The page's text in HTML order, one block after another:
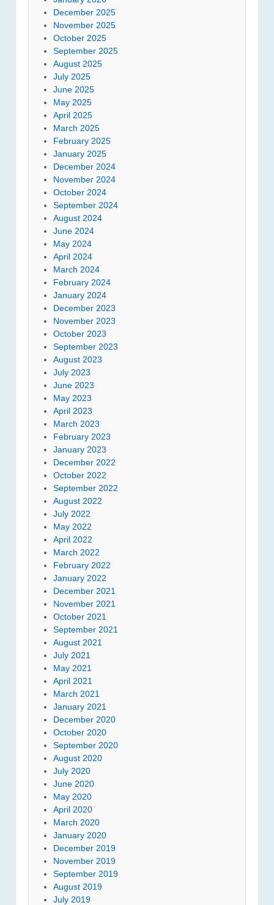
December 2025
November 2025
October 2025
September 2025
August 2025
July 2025
June 2025
May 2025
April 2025
March 2025
February 2025
January 2025
December 2024
November 2024
October 2024
September 2024
August 2024
June 2024
May 2024
April 2024
March 2024
February 2024
January 2024
December 2023
November 2023
October 2023
September 2023
August 2023
July 2023
June 2023
May 2023
April 2023
March 2023
February 2023
January 2023
December 2022
October 2022
September 2022
August 2022
July 2022
May 2022
April 2022
March 2022
February 2022
January 2022
December 2021
November 2021
October 2021
September 2021
August 2021
July 2021
May 2021
April 2021
March 2021
January 2021
December 2020
October 2020
September 2020
August 2020
July 2020
June 2020
May 2020
April 2020
March 2020
January 2020
December 2019
November 2019
September 2019
August 2019
July 2019